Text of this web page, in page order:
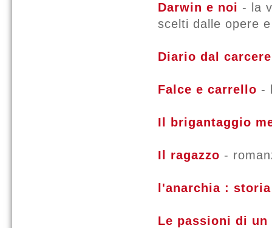
Darwin e noi - la
scelti dalle opere
Diario dal carcere
Falce e carrello -
Il brigantaggio
Il ragazzo -
l'anarchia :
Le passioni di un